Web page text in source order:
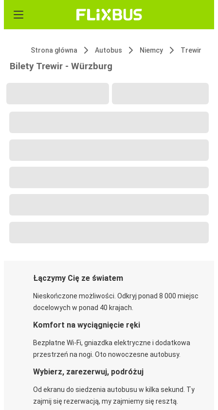
Strona główna Autobus Niemcy Trewir
Bilety Trewir - Würzburg
Łączymy Cię ze światem
Nieskończone możliwości. Odkryj ponad 8 000 miejsc
docelowych w ponad 40 krajach.
Komfort na wyciągnięcie ręki
Bezpłatne Wi-Fi, gniazdka elektryczne i dodatkowa
przestrzeń na nogi. Oto nowoczesne autobusy.
Wybierz, zarezerwuj, podróżuj
Od ekranu do siedzenia autobusu w kilka sekund. Ty
zajmij się rezerwacją, my zajmiemy się resztą.